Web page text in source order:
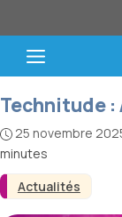
au
contenuMenu
Actualités
Technitude
25 novembre
minutes